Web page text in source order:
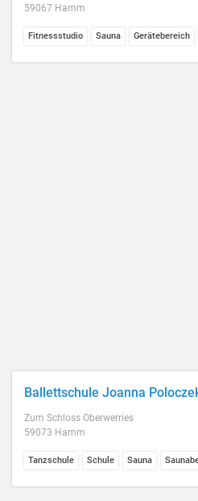
59067 Hamm
Fitnessstudio Sauna Gerätebereich
Ballettschule Joanna
Zum Schloss Oberwerries
59073 Hamm
Tanzschule Schule Sauna